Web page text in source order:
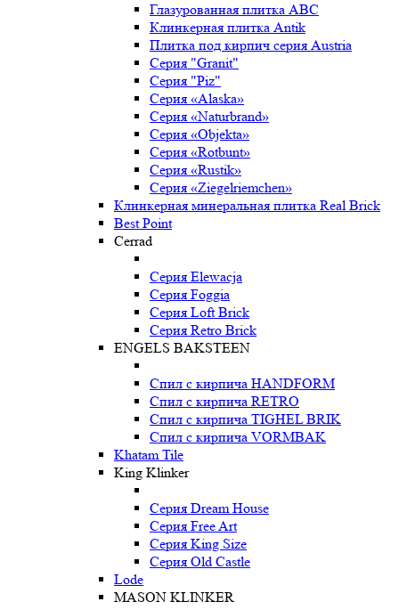
Глазурованная плитка ABC
Клинкерная плитка Antik
Плитка под кирпич серия Austria
Серия "Granit"
Серия "Piz"
Серия «Alaska»
Серия «Naturbrand»
Серия «Objekta»
Серия «Rotbunt»
Серия «Rustik»
Серия «Ziegelriemchen»
Клинкерная минеральная плитка Real Brick
Best Point
Cerrad
Серия Elewacja
Серия Foggia
Серия Loft Brick
Серия Retro Brick
ENGELS BAKSTEEN
Спил с кирпича HANDFORM
Спил с кирпича RETRO
Спил с кирпича TIGHEL BRIK
Спил с кирпича VORMBAK
Khatam Tile
King Klinker
Серия Dream House
Серия Free Art
Серия King Size
Серия Old Castle
Lode
MASON KLINKER